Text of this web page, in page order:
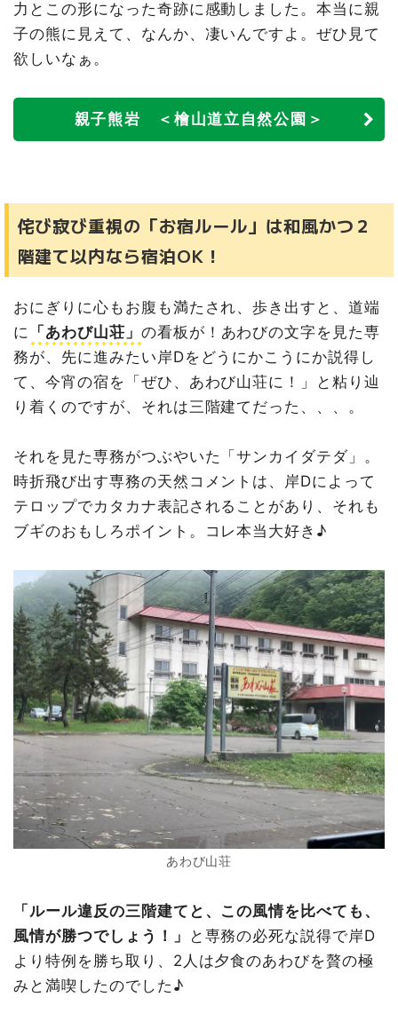
力とこの形になった奇跡に感動しました。本当に親
子の熊に見えて、なんか、凄いんですよ。ぜひ見て
欲しいなぁ。
親子熊岩 ＜檜山道立自然公園＞
侘び寂び重視の「お宿ルール」は和風かつ２
階建て以内なら宿泊OK！
おにぎりに心もお腹も満たされ、歩き出すと、道端
に 「あわび山荘」 の看板が！あわびの文字を見た専
務が、先に進みたい岸Dをどうにかこうにか説得し
て、今宵の宿を「ぜひ、あわび山荘に！」と粘り辿
り着くのですが、それは三階建てだった、、、。
それを見た専務がつぶやいた「サンカイダテダ」。
時折飛び出す専務の天然コメントは、岸Dによって
テロップでカタカナ表記されることがあり、それも
ブギのおもしろポイント。コレ本当大好き♪
あわび山荘
「ルール違反の三階建てと、この風情を比べても、
風情が勝つでしょう！」
と専務の必死な説得で岸D
より特例を勝ち取り、2人は夕食のあわびを贅の極
みと満喫したのでした♪